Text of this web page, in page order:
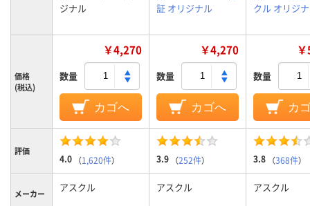
ジナル
証 オリジナル
クル オリジ
価格
(税込)
￥4,270
数量
カゴへ
￥4,270
数量
カゴへ
数量
カ
評価
4.0 （1,620件） 3.9 （252件） 3.8 （368件）
メーカー アスクル アスクル アスクル